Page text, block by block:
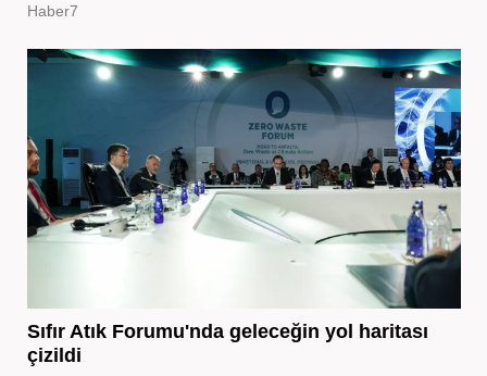
Haber7
Sıfır Atık Forumu'nda geleceğin yol haritası
çizildi